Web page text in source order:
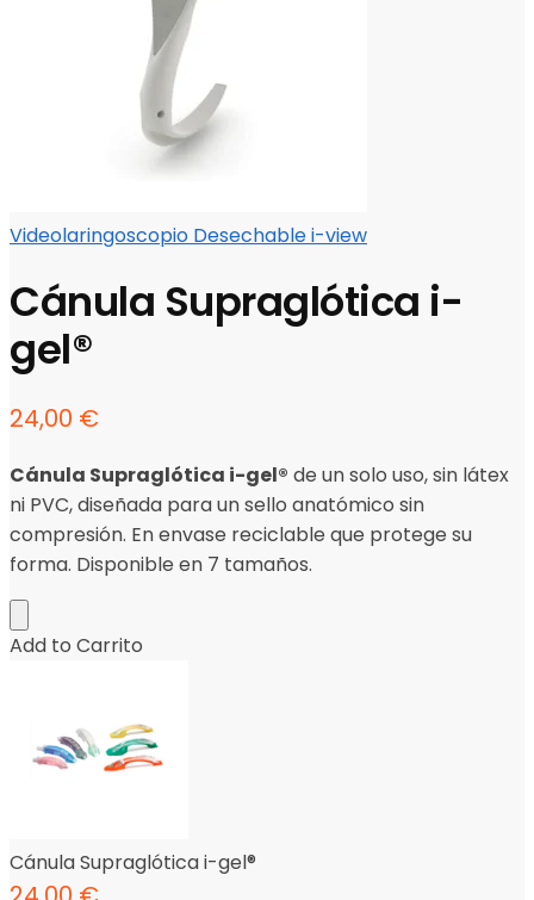
Videolaringoscopio Desechable i-view
Cánula Supraglótica i-
gel®
24,00 €
Cánula Supraglótica i-gel® de un solo uso, sin látex
ni PVC, diseñada para un sello anatómico sin
compresión. En envase reciclable que protege su
forma. Disponible en 7 tamaños.
Add to Carrito
Cánula Supraglótica i-gel®